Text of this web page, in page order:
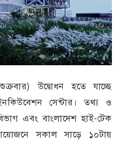
উদ্বোধন হতে যাচ্ছে
সেন্টার। তথ্য ও
এবং বাংলাদেশ হাই-টেক
সকাল সাড়ে ১০টায়